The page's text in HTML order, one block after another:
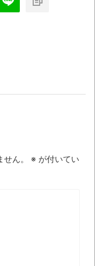
典つ
ん。 ※ が付いてい